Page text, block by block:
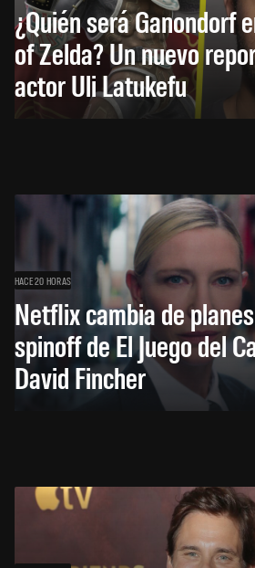
¿Quién será Ganondorf
of Zelda? Un nuevo
actor Uli Latukefu
HACE 20 HORAS
Netflix cambia de
spinoff de El Juego del
David Fincher